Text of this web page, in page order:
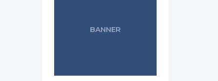
BANNER